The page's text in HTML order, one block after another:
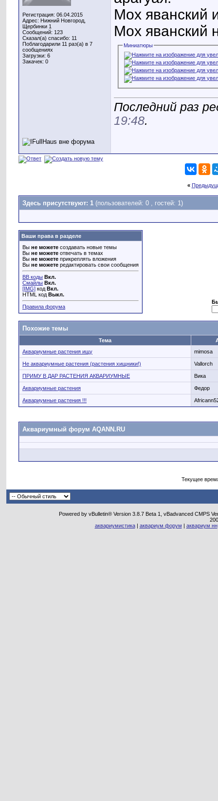
Регистрация: 06.04.2015
Адрес: Нижний Новгород,
Щербинки 1
Сообщений: 123
Сказал(а) спасибо: 11
Поблагодарили 11 раз(а) в 7
сообщениях
Загрузки: 6
Закачек: 0
Мох яванский
Мох яванский
Миниатюры
Последний раз
19:48.
«
Здесь присутствуют: 1 (пользователей: 0 , гостей: 1)
Ваши права в разделе
Вы не можете создавать новые темы
Вы не можете отвечать в темах
Вы не можете прикреплять вложения
Вы не можете редактировать свои сообщения
BB коды Вкл.
Смайлы Вкл.
[IMG] код Вкл.
HTML код Выкл.
Правила форума
Похожие темы
Тема
Аквариумные растения ищу
mimosa
Не аквариумные растения (растения хищники!) Vallorch
ПРИМУ В ДАР РАСТЕНИЯ АКВАРИУМНЫЕ Вика
Аквариумные растения Федор
Аквариумные растения !!!
Аквариумный форум AQANN.RU
Текущее
Powered by vBulletin® Version 3.8.7 Beta 1, vBadvanced CMPS
аквариумистика| аквариум форум | аквариум нн